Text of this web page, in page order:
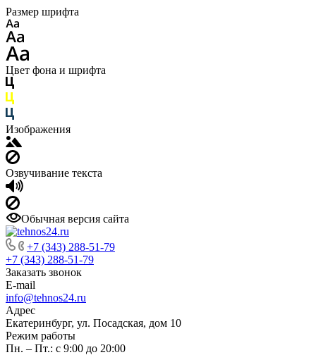
Размер шрифта
Цвет фона и шрифта
Изображения
Озвучивание текста
Обычная версия сайта
+7 (343) 288-51-79
+7 (343) 288-51-79
Заказать звонок
E-mail
info@tehnos24.ru
Адрес
Екатеринбург, ул. Посадская, дом 10
Режим работы
Пн. – Пт.: с 9:00 до 20:00